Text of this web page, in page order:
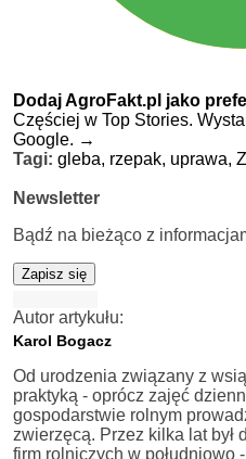
Dodaj AgroFakt.pl jako
Częściej w Top Stories.
Google. →
Tagi: gleba, rzepak, uprawa,
Newsletter
Bądź na bieżąco z
Zapisz się
Autor artykułu:
Karol Bogacz
Od urodzenia związany z
praktyką - oprócz zajęć
gospodarstwie rolnym
zwierzęcą. Przez kilka lat był
firm rolniczych w południowo